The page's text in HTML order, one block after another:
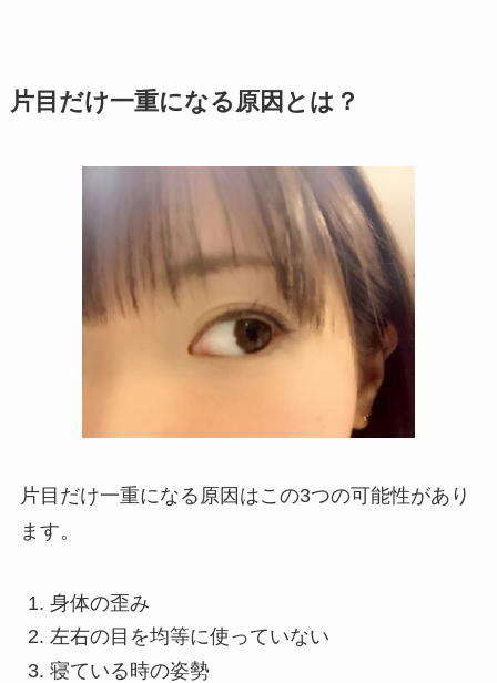
片目だけ一重になる原因とは？
片目だけ一重になる原因はこの3つの可能性があり
ます。
身体の歪み
左右の目を均等に使っていない
寝ている時の姿勢